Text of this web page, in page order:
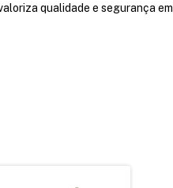
qualidade e segurança em